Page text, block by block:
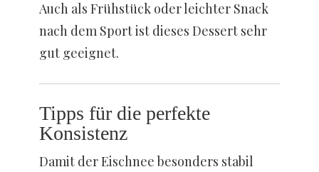
Auch als Frühstück oder leichter Snack
nach dem Sport ist dieses Dessert sehr
gut geeignet.
Tipps für die perfekte
Konsistenz
Damit der Eischnee besonders stabil